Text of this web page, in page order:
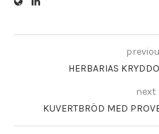
HERBARIAS
KUVERTBRÖD MED